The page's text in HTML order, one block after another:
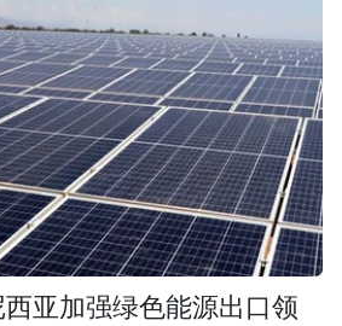
亚加强绿色能源出口领